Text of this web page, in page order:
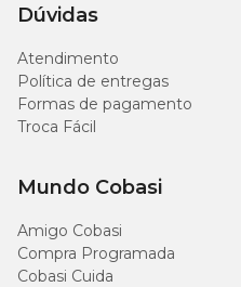
Dúvidas
Atendimento
Política de entregas
Formas de pagamento
Troca Fácil
Mundo Cobasi
Amigo Cobasi
Compra Programada
Cobasi Cuida